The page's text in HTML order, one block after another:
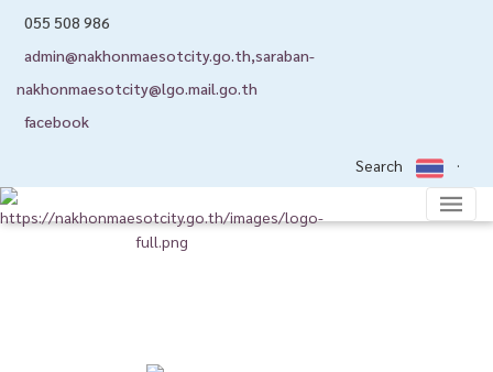
055 508 986
admin@nakhonmaesotcity.go.th,saraban-
nakhonmaesotcity@lgo.mail.go.th
facebook
Search